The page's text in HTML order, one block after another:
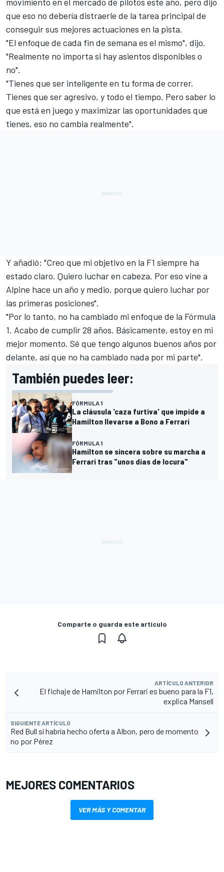
que eso no debería distraerle de la tarea principal de
conseguir sus mejores actuaciones en la pista.
"El enfoque de cada fin de semana es el mismo", dijo.
"Realmente no importa si hay asientos disponibles o
no".
"Tienes que ser inteligente en tu forma de correr.
Tienes que ser agresivo, y todo el tiempo. Pero saber lo
que está en juego y maximizar las oportunidades que
tienes, eso no cambia realmente".
Y añadió: "Creo que mi objetivo en la F1 siempre ha
estado claro. Quiero luchar en cabeza. Por eso vine a
Alpine hace un año y medio, porque quiero luchar por
las primeras posiciones".
"Por lo tanto, no ha cambiado mi enfoque de la Fórmula
1. Acabo de cumplir 28 años. Básicamente, estoy en mi
mejor momento. Sé que tengo algunos buenos años por
delante, así que no ha cambiado nada por mi parte".
También puedes leer:
FÓRMULA 1
La cláusula 'caza furtiva' que impide a
Hamilton llevarse a Bono a Ferrari
FÓRMULA 1
Hamilton se sincera sobre su marcha a
Ferrari tras "unos días de locura"
Comparte o guarda este artículo
ARTÍCULO ANTERIOR
El fichaje de Hamilton por Ferrari es bueno para la F1,
explica Mansell
SIGUIENTE ARTÍCULO
Red Bull sí habría hecho oferta a Albon, pero de momento
no por Pérez
MEJORES COMENTARIOS
VER MÁS Y COMENTAR